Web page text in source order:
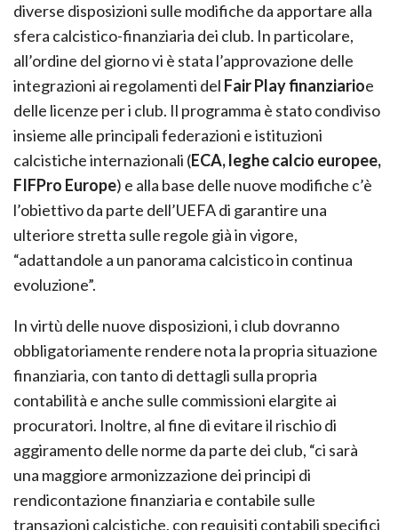
diverse disposizioni sulle modifiche da apportare alla
sfera calcistico-finanziaria dei club. In particolare,
all’ordine del giorno vi è stata l’approvazione delle
integrazioni ai regolamenti del Fair Play finanziarioe
delle licenze per i club. Il programma è stato condiviso
insieme alle principali federazioni e istituzioni
calcistiche internazionali (ECA, leghe calcio europee,
FIFPro Europe) e alla base delle nuove modifiche c’è
l’obiettivo da parte dell’UEFA di garantire una
ulteriore stretta sulle regole già in vigore,
“adattandole a un panorama calcistico in continua
evoluzione”.
In virtù delle nuove disposizioni, i club dovranno
obbligatoriamente rendere nota la propria situazione
finanziaria, con tanto di dettagli sulla propria
contabilità e anche sulle commissioni elargite ai
procuratori. Inoltre, al fine di evitare il rischio di
aggiramento delle norme da parte dei club, “ci sarà
una maggiore armonizzazione dei principi di
rendicontazione finanziaria e contabile sulle
transazioni calcistiche, con requisiti contabili specifici